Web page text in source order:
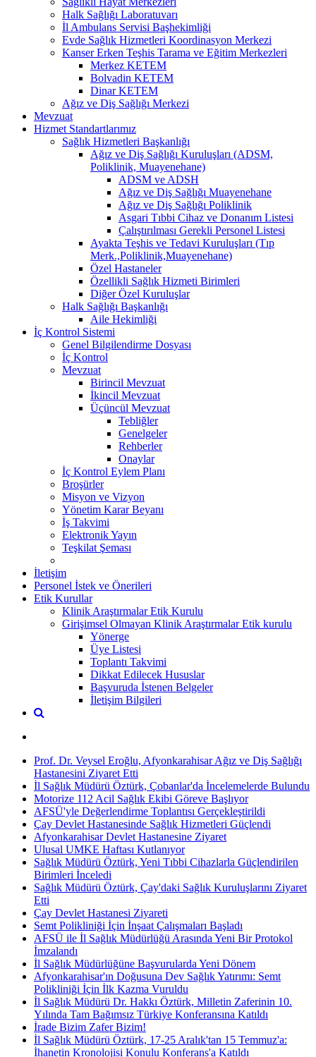
Halk Sağlığı Laboratuvarı
İl Ambulans Servisi Başhekimliği
Evde Sağlık Hizmetleri Koordinasyon Merkezi
Kanser Erken Teşhis Tarama ve Eğitim Merkezleri
Merkez KETEM
Bolvadin KETEM
Dinar KETEM
Ağız ve Diş Sağlığı Merkezi
Mevzuat
Hizmet Standartlarımız
Sağlık Hizmetleri Başkanlığı
Ağız ve Diş Sağlığı Kuruluşları (ADSM,
Poliklinik, Muayenehane)
ADSM ve ADSH
Ağız ve Diş Sağlığı Muayenehane
Ağız ve Diş Sağlığı Poliklinik
Asgari Tıbbi Cihaz ve Donanım Listesi
Çalıştırılması Gerekli Personel Listesi
Ayakta Teşhis ve Tedavi Kuruluşları (Tıp
Merk.,Poliklinik,Muayenehane)
Özel Hastaneler
Özellikli Sağlık Hizmeti Birimleri
Diğer Özel Kuruluşlar
Halk Sağlığı Başkanlığı
Aile Hekimliği
İç Kontrol Sistemi
Genel Bilgilendirme Dosyası
İç Kontrol
Mevzuat
Birincil Mevzuat
İkincil Mevzuat
Üçüncül Mevzuat
Tebliğler
Genelgeler
Rehberler
Onaylar
İç Kontrol Eylem Planı
Broşürler
Misyon ve Vizyon
Yönetim Karar Beyanı
İş Takvimi
Elektronik Yayın
Teşkilat Şeması
İletişim
Personel İstek ve Önerileri
Etik Kurullar
Klinik Araştırmalar Etik Kurulu
Girişimsel Olmayan Klinik Araştırmalar Etik kurulu
Yönerge
Üye Listesi
Toplantı Takvimi
Dikkat Edilecek Hususlar
Başvuruda İstenen Belgeler
İletişim Bilgileri
Prof. Dr. Veysel Eroğlu, Afyonkarahisar Ağız ve Diş Sağlığı
Hastanesini Ziyaret Etti
İl Sağlık Müdürü Öztürk, Çobanlar'da İncelemelerde Bulundu
Motorize 112 Acil Sağlık Ekibi Göreve Başlıyor
AFSÜ'yle Değerlendirme Toplantısı Gerçekleştirildi
Çay Devlet Hastanesinde Sağlık Hizmetleri Güçlendi
Afyonkarahisar Devlet Hastanesine Ziyaret
Ulusal UMKE Haftası Kutlanıyor
Sağlık Müdürü Öztürk, Yeni Tıbbi Cihazlarla Güçlendirilen
Birimleri İnceledi
Sağlık Müdürü Öztürk, Çay'daki Sağlık Kuruluşlarını Ziyaret
Etti
Çay Devlet Hastanesi Ziyareti
Semt Polikliniği İçin İnşaat Çalışmaları Başladı
AFSÜ ile İl Sağlık Müdürlüğü Arasında Yeni Bir Protokol
İmzalandı
İl Sağlık Müdürlüğüne Başvurularda Yeni Dönem
Afyonkarahisar'ın Doğusuna Dev Sağlık Yatırımı: Semt
Polikliniği İçin İlk Kazma Vuruldu
İl Sağlık Müdürü Dr. Hakkı Öztürk, Milletin Zaferinin 10.
Yılında Tam Bağımsız Türkiye Konferansına Katıldı
İrade Bizim Zafer Bizim!
İl Sağlık Müdürü Öztürk, 17-25 Aralık'tan 15 Temmuz'a:
İhanetin Kronolojisi Konulu Konferans'a Katıldı